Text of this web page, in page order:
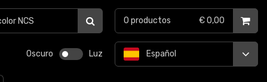
Oscuro Luz Español
0 productos € 0,00